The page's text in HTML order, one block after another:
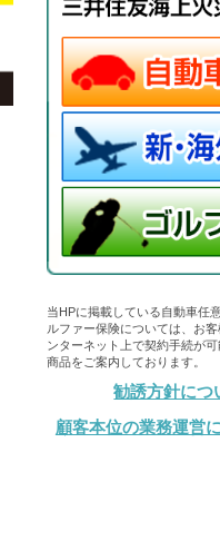
当HPに掲載している自動車任
ルファー保険については、お
ンターネット上で契約手続が
商品をご案内しております。
勧誘方針につ
顧客本位の業務運営